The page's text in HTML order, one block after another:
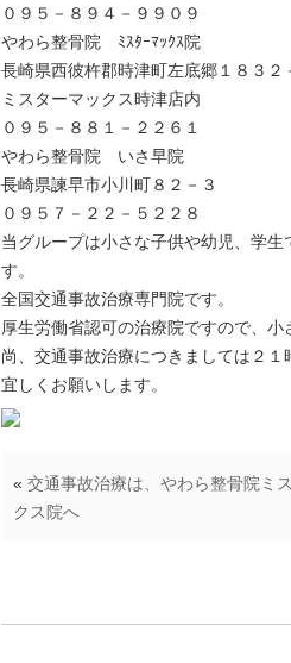
０９５－８９４－９９０９
やわら整骨院 ﾐｽﾀｰﾏｯｸｽ院
長崎県西彼杵郡時津町左底郷１８３２
ミスターマックス時津店内
０９５－８８１－２２６１
やわら整骨院 いさ早院
長崎県諫早市小川町８２－３
０９５７－２２－５２２８
当グループは小さな子供や幼児、学
す。
全国交通事故治療専門院です。
厚生労働省認可の治療院ですので、小
尚、交通事故治療につきましては２
宜しくお願いします。
« 交通事故治療は、やわら整骨院ミ
クス院へ